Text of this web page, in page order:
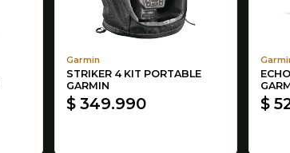
Garmin
STRIKER 4 KIT PORTABLE
GARMIN
$ 349.990 $